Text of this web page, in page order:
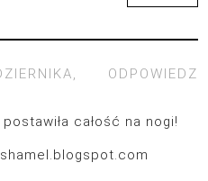
ODPOWIEDZ
całość na nogi!